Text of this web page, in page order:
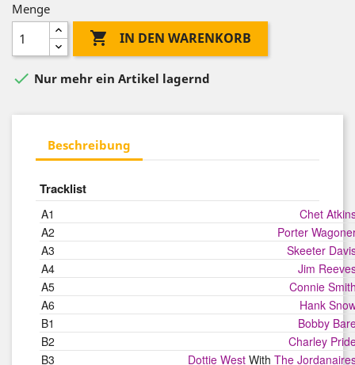
Menge
 IN DEN WARENKORB
 Nur mehr ein Artikel lagernd
Beschreibung
Tracklist
A1
Chet
A2
Porter
A3
Skeeter
A4
Jim
A5
Connie
A6
Hank
B1
Bobby
B2
Charley
B3
Dottie West With The